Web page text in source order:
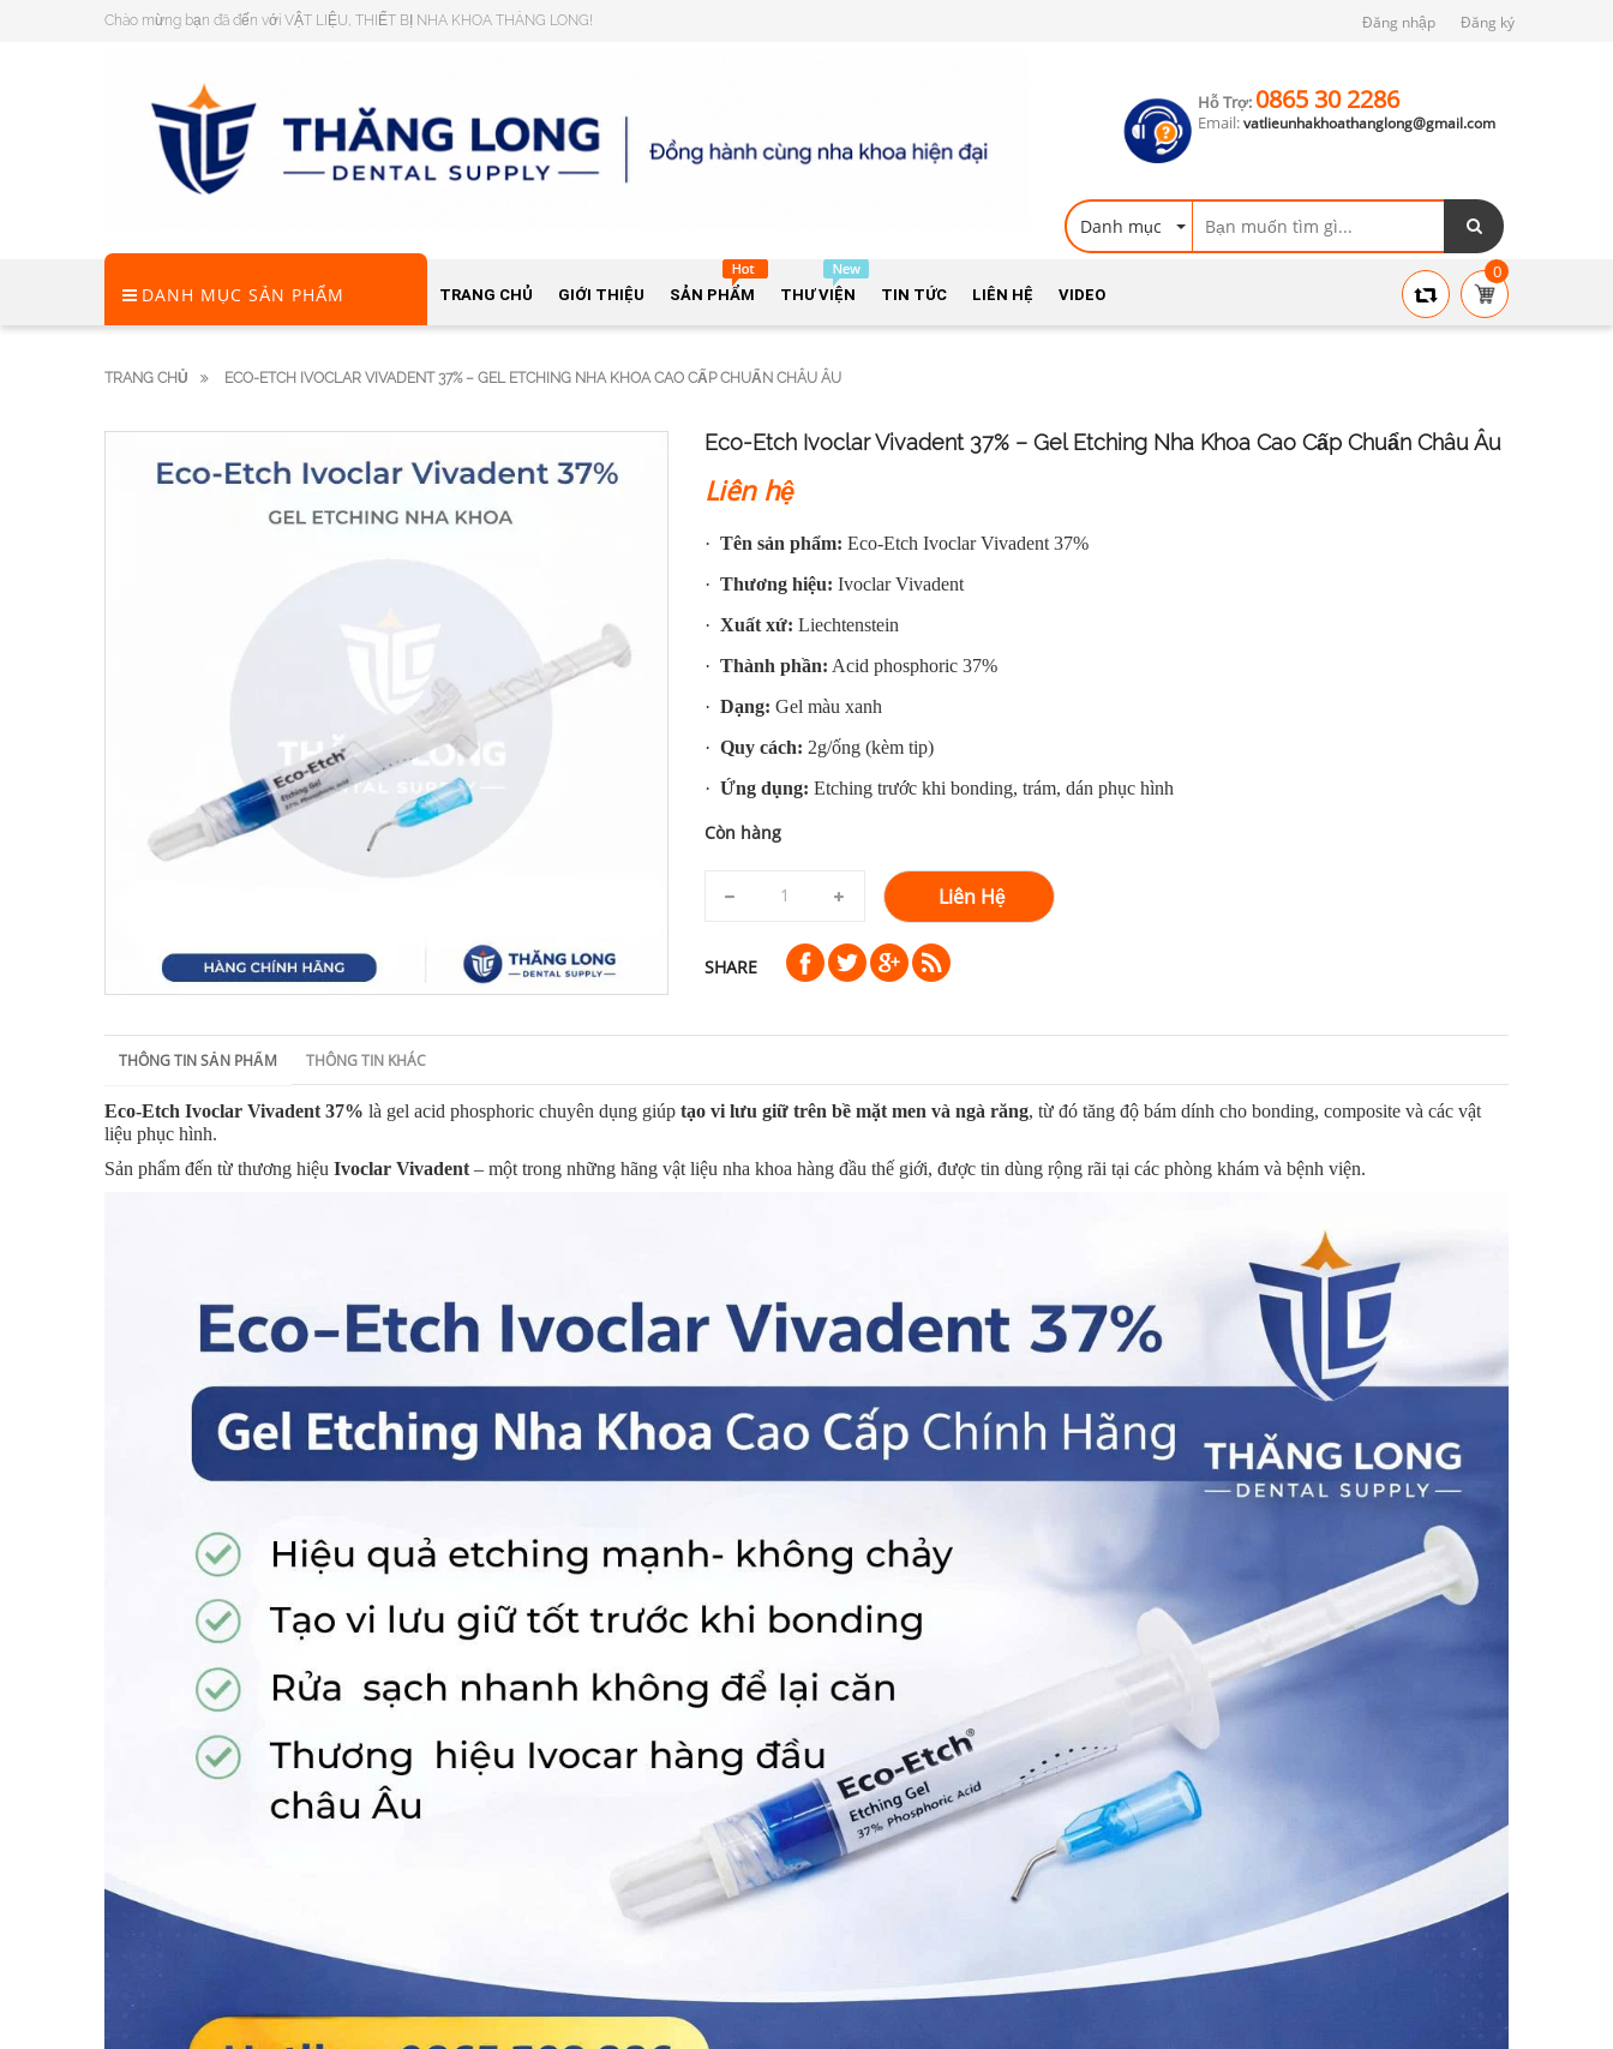
Chào mừng bạn đã đến với VẬT LIỆU, THIẾT BỊ NHA KHOA THĂNG LONG! Đăng nhập Đăng ký
Hỗ Trợ: 0865 30 2286
Email:vatlieunhakhoathanglong@gmail.com
Danh mục
DANH MỤC SẢN PHẨM TRANG CHỦ GIỚI THIỆU SẢN PHẨM THƯ VIỆN TIN TỨC LIÊN HỆ VIDEO
0
TRANG CHỦ ECO-ETCH IVOCLAR VIVADENT 37% – GEL ETCHING NHA KHOA CAO CẤP CHUẨN CHÂU ÂU
Eco-Etch Ivoclar Vivadent 37% – Gel Etching Nha Khoa Cao Cấp Chuẩn Châu Âu
Liên hệ
· Tên sản phẩm: Eco-Etch Ivoclar Vivadent 37%
· Thương hiệu: Ivoclar Vivadent
· Xuất xứ: Liechtenstein
· Thành phần: Acid phosphoric 37%
· Dạng: Gel màu xanh
· Quy cách: 2g/ống (kèm tip)
· Ứng dụng: Etching trước khi bonding, trám, dán phục hình
Còn hàng
Liên Hệ
SHARE
THÔNG TIN SẢN PHẨM THÔNG TIN KHÁC
Eco-Etch Ivoclar Vivadent 37% là gel acid phosphoric chuyên dụng giúp tạo vi lưu giữ trên bề mặt men và ngà răng, từ đó tăng độ bám dính cho bonding, composite và các vật
liệu phục hình.
Sản phẩm đến từ thương hiệu Ivoclar Vivadent – một trong những hãng vật liệu nha khoa hàng đầu thế giới, được tin dùng rộng rãi tại các phòng khám và bệnh viện.